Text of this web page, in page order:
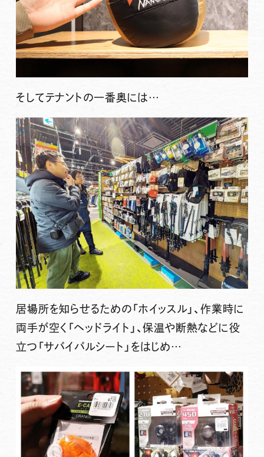
そしてテナントの一番奥には…
居場所を知らせるための「ホイッスル」、作業時に
両手が空く「ヘッドライト」、保温や断熱などに役
立つ「サバイバルシート」をはじめ…